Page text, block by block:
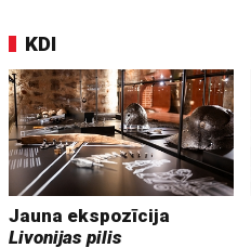
KDI
Jauna ekspozīcija
Livonijas pilis